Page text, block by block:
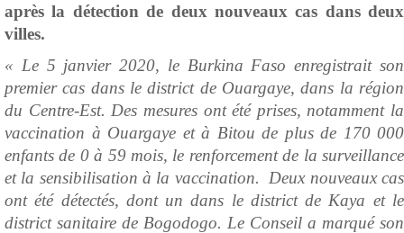
après la détection de deux nouveaux cas dans deux
villes.
« Le 5 janvier 2020, le Burkina Faso enregistrait son
premier cas dans le district de Ouargaye, dans la région
du Centre-Est. Des mesures ont été prises, notamment la
vaccination à Ouargaye et à Bitou de plus de 170 000
enfants de 0 à 59 mois, le renforcement de la surveillance
et la sensibilisation à la vaccination. Deux nouveaux cas
ont été détectés, dont un dans le district de Kaya et le
district sanitaire de Bogodogo. Le Conseil a marqué son